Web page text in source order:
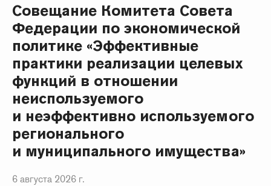
Совещание Комитета Совета
Федерации по экономической
политике «Эффективные
практики реализации целевых
функций в отношении
неиспользуемого
и неэффективно используемого
регионального
и муниципального имущества»
6 августа 2026 г.